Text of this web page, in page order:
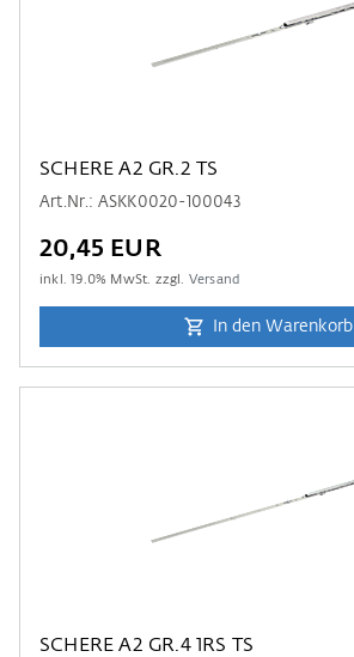
SCHERE A2 GR.2 TS
Art.Nr.: ASKK0020-100043
20,45 EUR
inkl.19.0% MwSt. zzgl. Versand
In den Warenkorb
SCHERE A2 GR.4 1RS TS